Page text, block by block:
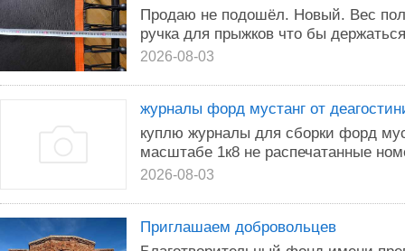
Продаю не подошёл. Новый. Вес
ручка для прыжков что бы
2026-08-03
журналы форд мустанг от
куплю журналы для сборки форд
масштабе 1к8 не распечатанные
2026-08-03
Приглашаем добровольцев